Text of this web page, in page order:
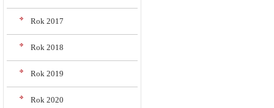
Rok 2017
Rok 2018
Rok 2019
Rok 2020